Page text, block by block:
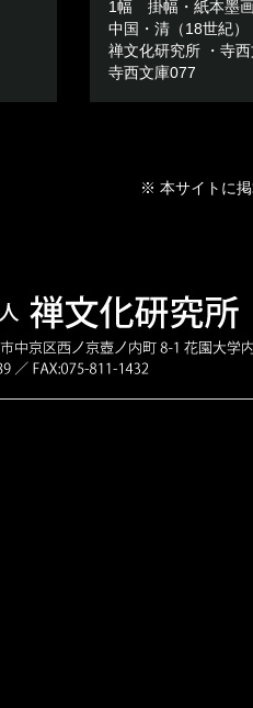
1幅 掛幅・紙本墨
中国・清（18世紀）
禅文化研究所 ・寺
寺西文庫077
※ 本サイトに